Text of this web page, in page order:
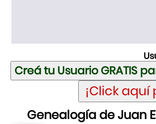
Genealogía de Juan